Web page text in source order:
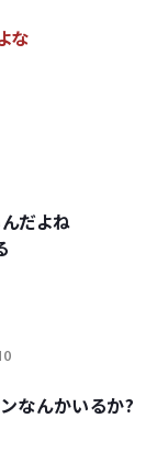
な
だよね
なんかいるか?